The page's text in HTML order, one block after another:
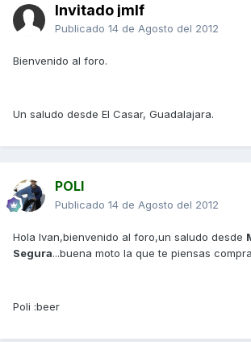
Invitado jmlf
Publicado 14 de Agosto del 2012
Bienvenido al foro.
Un saludo desde El Casar, Guadalajara.
POLI
Publicado 14 de Agosto del 2012
Hola Ivan,bienvenido al foro,un saludo desde
Segura...buena moto la que te piensas
Poli :beer